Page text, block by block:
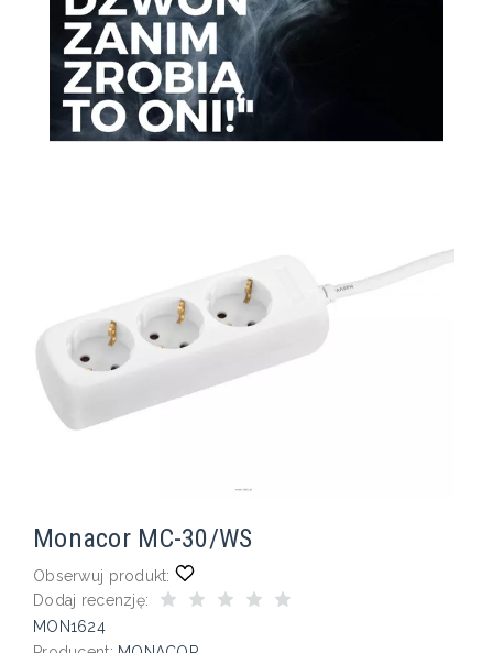
Monacor MC-30/WS
Obserwuj produkt:
Dodaj recenzję:
MON1624